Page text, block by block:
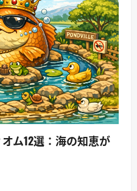
ム12選：海の知恵が